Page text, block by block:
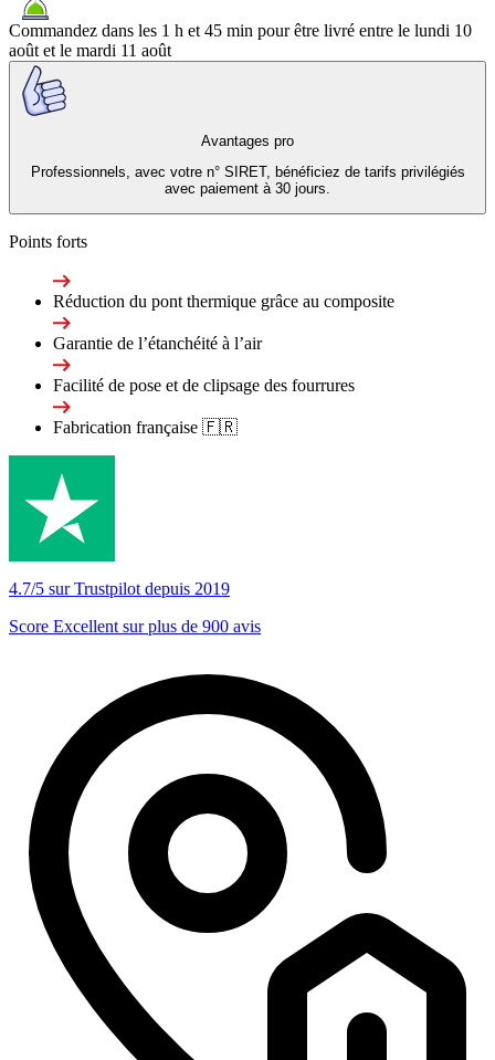
Commandez dans les 1 h et 45 min pour être livré entre le lundi 10
aoûtet le mardi 11 août
Avantages pro
Professionnels, avec votre n° SIRET, bénéficiez de tarifs privilégiés
avec paiement à 30 jours.
Points forts
Réduction du pont thermique grâce au composite
Garantie de l’étanchéité à l’air
Facilité de pose et de clipsage des fourrures
Fabrication française 🇫🇷
4.7/5 sur Trustpilot depuis 2019
Score Excellent sur plus de 900 avis